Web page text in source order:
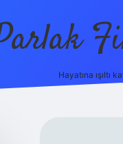
Hayatına ışıltı